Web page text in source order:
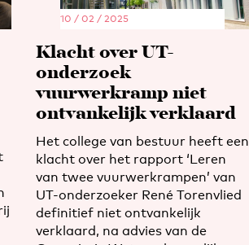
10 / 02 / 2025
Klacht over UT-
onderzoek
vuurwerkramp niet
ontvankelijk verklaard
Het college van bestuur heeft een
klacht over het rapport ‘Leren
van twee vuurwerkrampen’ van
UT-onderzoeker René Torenvlied
definitief niet ontvankelijk
verklaard, na advies van de